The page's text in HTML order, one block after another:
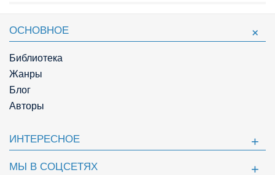
ОСНОВНОЕ
Библиотека
Жанры
Блог
Авторы
ИНТЕРЕСНОЕ
МЫ В СОЦСЕТЯХ